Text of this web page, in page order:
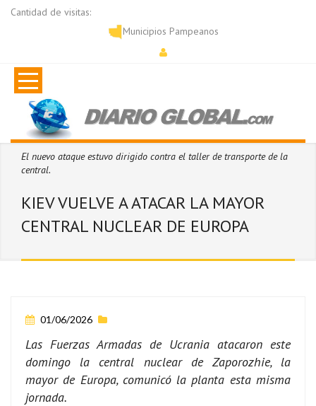
Cantidad de visitas:
Municipios Pampeanos
El nuevo ataque estuvo dirigido contra el taller de transporte de la
central.
KIEV VUELVE A ATACAR LA MAYOR
CENTRAL NUCLEAR DE EUROPA
01/06/2026
Las Fuerzas Armadas de Ucrania atacaron este
domingo la central nuclear de Zaporozhie, la
mayor de Europa, comunicó la planta esta misma
jornada.